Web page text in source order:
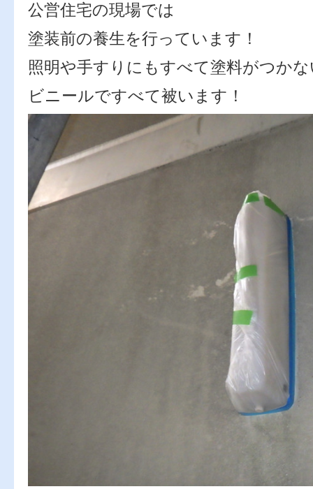
公営住宅の現場では
塗装前の養生を行っています！
照明や手すりにもすべて塗料がつか
ビニールですべて被います！